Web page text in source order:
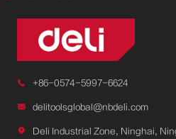
 +86-0574-5997-6624
 delitoolsglobal@nbdeli.com
 Deli Industrial Zone, Ninghai,